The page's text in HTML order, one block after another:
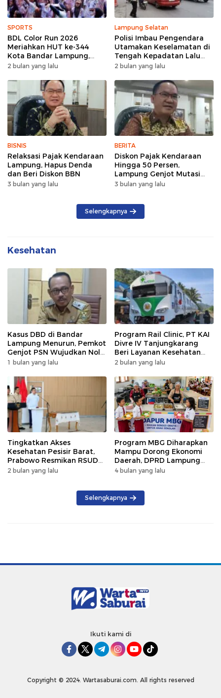
SPORTS
BDL Color Run 2026
Meriahkan HUT ke-344
Kota Bandar Lampung,
Wujud Semangat Sehat
2 bulan yang lalu
Lampung Selatan
Polisi Imbau Pengendara
Utamakan Keselamatan di
Tengah Kepadatan Lalu
Lintas Pagi Hari
2 bulan yang lalu
BISNIS
Relaksasi Pajak Kendaraan
Lampung, Hapus Denda
dan Beri Diskon BBN
3 bulan yang lalu
BERITA
Diskon Pajak Kendaraan
Hingga 50 Persen,
Lampung Genjot Mutasi
Kendaraan Luar Daerah
3 bulan yang lalu
Selengkapnya
Kesehatan
Kasus DBD di Bandar
Lampung Menurun, Pemkot
Genjot PSN Wujudkan Nol
Kematian
1 bulan yang lalu
Program Rail Clinic, PT KAI
Divre IV Tanjungkarang
Beri Layanan Kesehatan
Gratis 250 Warga
2 bulan yang lalu
Tingkatkan Akses
Kesehatan Pesisir Barat,
Prabowo Resmikan RSUD
KH Muhammad Thohir
2 bulan yang lalu
Program MBG Diharapkan
Mampu Dorong Ekonomi
Daerah, DPRD Lampung
Tekankan Pemanfaatan
4 bulan yang lalu
Selengkapnya
Ikuti kami di
Copyright © 2024. Wartasaburai.com. All rights reserved